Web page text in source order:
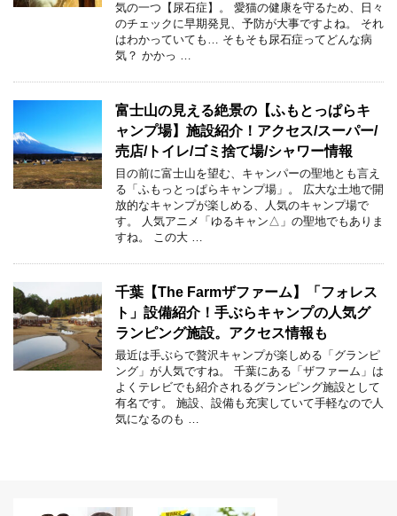
気の一つ【尿石症】。 愛猫の健康を守るため、日々
のチェックに早期発見、予防が大事ですよね。 それ
はわかっていても… そもそも尿石症ってどんな病
気？ かかっ …
富士山の見える絶景の【ふもとっぱらキ
ャンプ場】施設紹介！アクセス/スーパー/
売店/トイレ/ゴミ捨て場/シャワー情報
目の前に富士山を望む、キャンパーの聖地とも言え
る「ふもっとっぱらキャンプ場」。 広大な土地で開
放的なキャンプが楽しめる、人気のキャンプ場で
す。 人気アニメ「ゆるキャン△」の聖地でもありま
すね。 この大 …
千葉【The Farmザファーム】「フォレス
ト」設備紹介！手ぶらキャンプの人気グ
ランピング施設。アクセス情報も
最近は手ぶらで贅沢キャンプが楽しめる「グランピ
ング」が人気ですね。 千葉にある「ザファーム」は
よくテレビでも紹介されるグランピング施設として
有名です。 施設、設備も充実していて手軽なので人
気になるのも …